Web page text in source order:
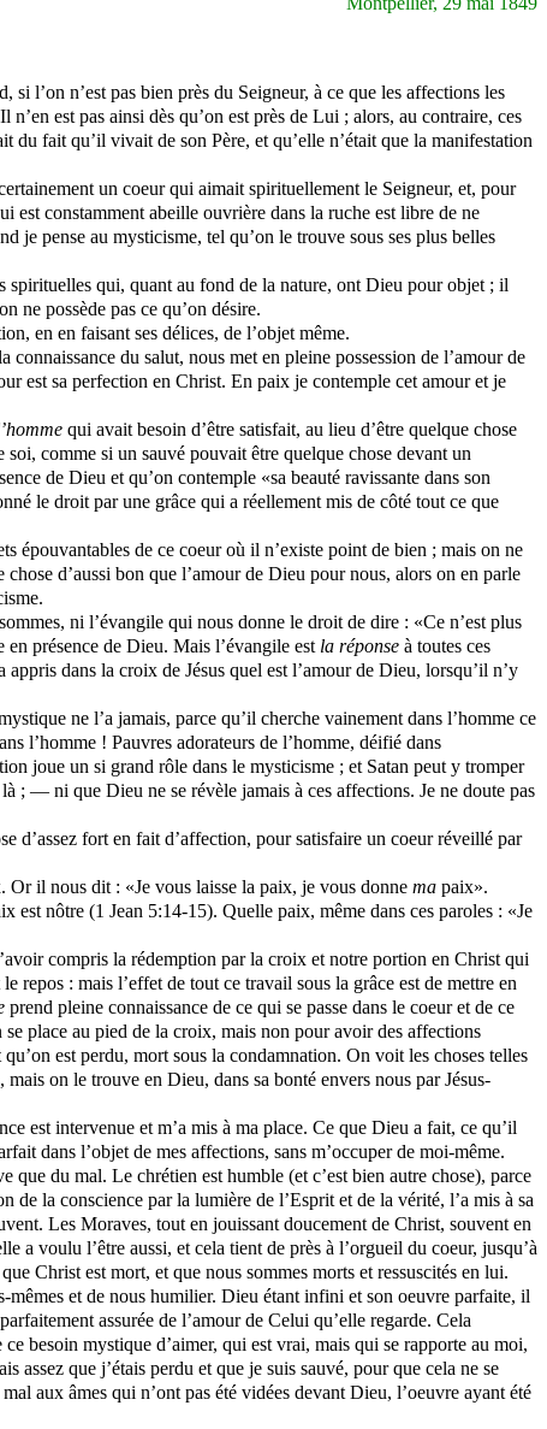
l’on n’est pas bien près du Seigneur, à ce que les affections les
est pas ainsi dès qu’on est près de Lui ; alors, au contraire, ces
du fait qu’il vivait de son Père, et qu’elle n’était que la manifestation
un coeur qui aimait spirituellement le Seigneur, et, pour
est constamment abeille ouvrière dans la ruche est libre de ne
je pense au mysticisme, tel qu’on le trouve sous ses plus belles
spirituelles qui, quant au fond de la nature, ont Dieu pour objet ; il
ne possède pas ce qu’on désire.
en en faisant ses délices, de l’objet même.
du salut, nous met en pleine possession de l’amour de
est sa perfection en Christ. En paix je contemple cet amour et je
qui avait besoin d’être satisfait, au lieu d’être quelque chose
comme si un sauvé pouvait être quelque chose devant un
de Dieu et qu’on contemple «sa beauté ravissante dans son
le droit par une grâce qui a réellement mis de côté tout ce que
épouvantables de ce coeur où il n’existe point de bien ; mais on ne
d’aussi bon que l’amour de Dieu pour nous, alors on en parle
ni l’évangile qui nous donne le droit de dire : «Ce n’est plus
présence de Dieu. Mais l’évangile est la réponse à toutes ces
dans la croix de Jésus quel est l’amour de Dieu, lorsqu’il n’y
ne l’a jamais, parce qu’il cherche vainement dans l’homme ce
l’homme ! Pauvres adorateurs de l’homme, déifié dans
joue un si grand rôle dans le mysticisme ; et Satan peut y tromper
; — ni que Dieu ne se révèle jamais à ces affections. Je ne doute pas
d’assez fort en fait d’affection, pour satisfaire un coeur réveillé par
Or il nous dit : «Je vous laisse la paix, je vous donne ma paix».
est nôtre (1 Jean 5:14-15). Quelle paix, même dans ces paroles : «Je
compris la rédemption par la croix et notre portion en Christ qui
repos : mais l’effet de tout ce travail sous la grâce est de mettre en
prend pleine connaissance de ce qui se passe dans le coeur et de ce
se place au pied de la croix, mais non pour avoir des affections
est perdu, mort sous la condamnation. On voit les choses telles
on le trouve en Dieu, dans sa bonté envers nous par Jésus-
est intervenue et m’a mis à ma place. Ce que Dieu a fait, ce qu’il
dans l’objet de mes affections, sans m’occuper de moi-même.
du mal. Le chrétien est humble (et c’est bien autre chose), parce
de la conscience par la lumière de l’Esprit et de la vérité, l’a mis à sa
Les Moraves, tout en jouissant doucement de Christ, souvent en
a voulu l’être aussi, et cela tient de près à l’orgueil du coeur, jusqu’à
Christ est mort, et que nous sommes morts et ressuscités en lui.
et de nous humilier. Dieu étant infini et son oeuvre parfaite, il
assurée de l’amour de Celui qu’elle regarde. Cela
besoin mystique d’aimer, qui est vrai, mais qui se rapporte au moi,
que j’étais perdu et que je suis sauvé, pour que cela ne se
aux âmes qui n’ont pas été vidées devant Dieu, l’oeuvre ayant été